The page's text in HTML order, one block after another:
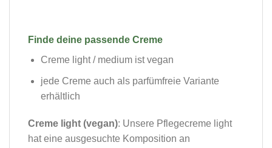
Finde deine passende Creme
Creme light / medium ist vegan
jede Creme auch als parfümfreie Variante
erhältlich
Creme light (vegan): Unsere Pflegecreme light
hat eine ausgesuchte Komposition an